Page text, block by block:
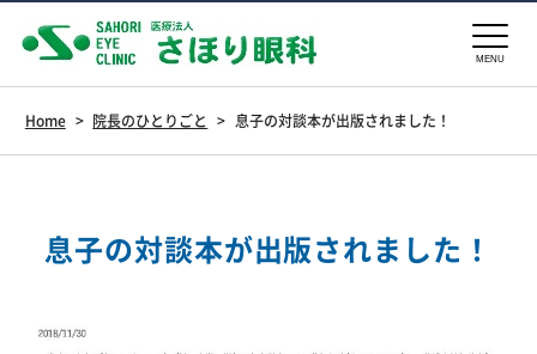
MENU
Home > 院長のひとりごと > 息子の対談本が出版されました！
息子の対談本が出版されました！